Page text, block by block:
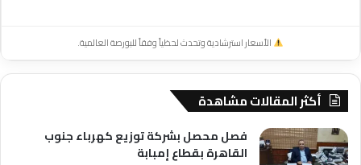
الأسعار استرشادية وتحدث لحظياً وفقاً للبورصة العالمية.
أكثر المقالات مشاهدة
فصل محصل بشركة توزيع كهرباء جنوب
القاهرة بقطاع إمبابة